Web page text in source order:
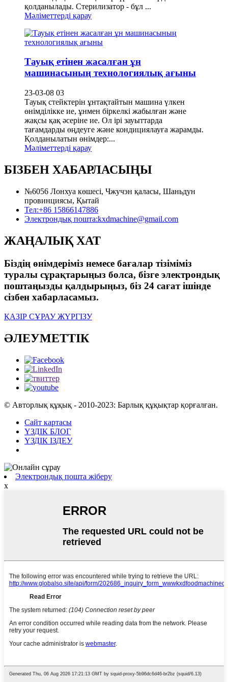
қолданылады. Стерилизатор - бұл ...
Мәліметтерді қарау
Тауық етінен жасалған ұн
машинасының технологиялық ағыны
23-03-08 03
Тауық стейктерін ұнтақтайтын машина үлкен
өнімділікке ие, ұнмен біркелкі жабылған және
жақсы қақ әсеріне ие. Ол ірі зауыттарда
тағамдарды өңдеуге және кондициялауға жарамды.
Қолданылатын өнімдер:...
Мәліметтерді қарау
БІЗБЕН ХАБАРЛАСЫҢЫ
№6056 Лонхуа көшесі, Чжучэн қаласы, Шаньдун
провинциясы, Қытай
Тел:+86 15866147886
Электрондық пошта:kxdmachine@gmail.com
ЖАҢАЛЫҚ ХАТ
Біздің өнімдеріміз немесе бағалар тізіміміз
туралы сұрақтарыңыз болса, бізге электрондық
поштаңызды қалдырыңыз, біз 24 сағат ішінде
сізбен хабарласамыз.
ҚАЗІР СҰРАУ ЖҮРГІЗУ
ӘЛЕУМЕТТІК
© Авторлық құқық - 2010-2023: Барлық құқықтар қорғалған.
Сайт картасы
ҮЗДІК БЛОГ
ҮЗДІК ІЗДЕУ
Электрондық пошта жіберу
x